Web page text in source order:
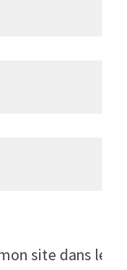
site dans le